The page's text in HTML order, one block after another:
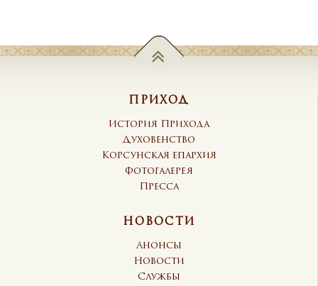
ПРИХОД
История Прихода
Духовенство
Корсунская епархия
Фотогалерея
Пресса
НОВОСТИ
Анонсы
Новости
Службы